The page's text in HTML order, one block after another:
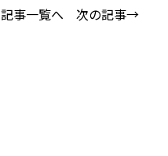
記事一覧へ 次の記事→